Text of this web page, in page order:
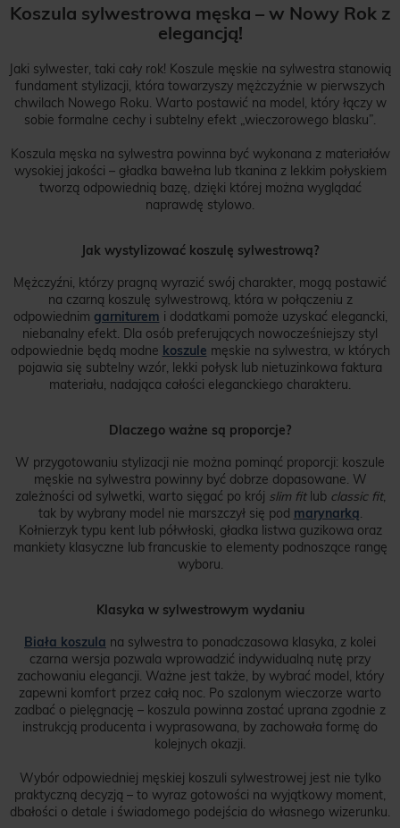
Koszula sylwestrowa męska – w Nowy Rok z
elegancją!
Jaki sylwester, taki cały rok! Koszule męskie na sylwestra stanowią
fundament stylizacji, która towarzyszy mężczyźnie w pierwszych
chwilach Nowego Roku. Warto postawić na model, który łączy w
sobie formalne cechy i subtelny efekt „wieczorowego blasku”.
Koszula męska na sylwestra powinna być wykonana z materiałów
wysokiej jakości – gładka bawełna lub tkanina z lekkim połyskiem
tworzą odpowiednią bazę, dzięki której można wyglądać
naprawdę stylowo.
Jak wystylizować koszulę sylwestrową?
Mężczyźni, którzy pragną wyrazić swój charakter, mogą postawić
na czarną koszulę sylwestrową, która w połączeniu z
odpowiednim garniturem i dodatkami pomoże uzyskać elegancki,
niebanalny efekt. Dla osób preferujących nowocześniejszy styl
odpowiednie będą modne koszule męskie na sylwestra, w których
pojawia się subtelny wzór, lekki połysk lub nietuzinkowa faktura
materiału, nadająca całości eleganckiego charakteru.
Dlaczego ważne są proporcje?
W przygotowaniu stylizacji nie można pominąć proporcji: koszule
męskie na sylwestra powinny być dobrze dopasowane. W
zależności od sylwetki, warto sięgać po krój slim fitlub classic fit,
tak by wybrany model nie marszczył się pod marynarką.
Kołnierzyk typu kent lub półwłoski, gładka listwa guzikowa oraz
mankiety klasyczne lub francuskie to elementy podnoszące rangę
wyboru.
Klasyka w sylwestrowym wydaniu
Biała koszula na sylwestra to ponadczasowa klasyka, z kolei
czarna wersja pozwala wprowadzić indywidualną nutę przy
zachowaniu elegancji. Ważne jest także, by wybrać model, który
zapewni komfort przez całą noc. Po szalonym wieczorze warto
zadbać o pielęgnację – koszula powinna zostać uprana zgodnie z
instrukcją producenta i wyprasowana, by zachowała formę do
kolejnych okazji.
Wybór odpowiedniej męskiej koszuli sylwestrowej jest nie tylko
praktyczną decyzją – to wyraz gotowości na wyjątkowy moment,
dbałości o detale i świadomego podejścia do własnego wizerunku.